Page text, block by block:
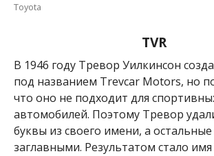
Toyota
TVR
В 1946 году Тревор Уилкинсон
под названием Trevcar Motors, но
что оно не подходит для
автомобилей. Поэтому Тревор
буквы из своего имени, а остальные
заглавными. Результатом стало имя